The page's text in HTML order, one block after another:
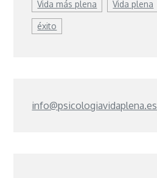
Vida más plena Vida plena
éxito
info@psicologiavidaplena.es